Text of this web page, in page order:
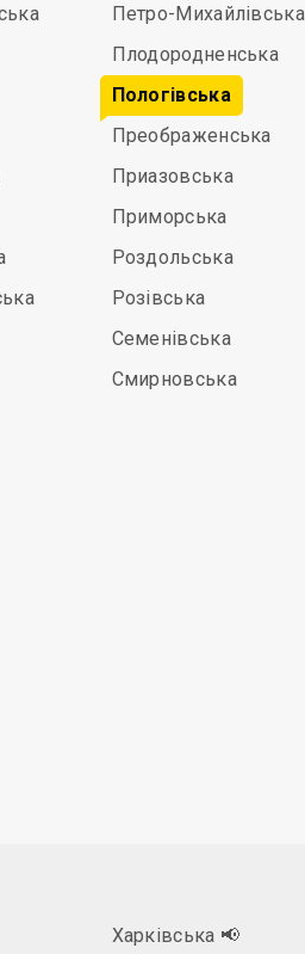
Петро-Михайлівська
Плодородненська
Пологівська
Преображенська
Приазовська
Приморська
Роздольська
Розівська
Семенівська
Смирновська
Харківська 📢